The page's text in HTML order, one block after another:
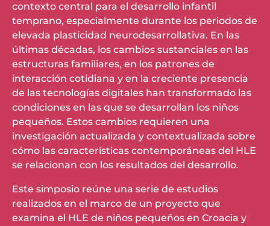
contexto central para el desarrollo infantil
temprano, especialmente durante los periodos de
elevada plasticidad neurodesarrollativa. En las
últimas décadas, los cambios sustanciales en las
estructuras familiares, en los patrones de
interacción cotidiana y en la creciente presencia
de las tecnologías digitales han transformado las
condiciones en las que se desarrollan los niños
pequeños. Estos cambios requieren una
investigación actualizada y contextualizada sobre
cómo las características contemporáneas del HLE
se relacionan con los resultados del desarrollo.
Este simposio reúne una serie de estudios
realizados en el marco de un proyecto que
examina el HLE de niños pequeños en Croacia y